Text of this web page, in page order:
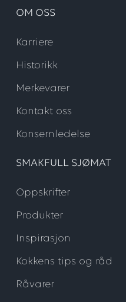
OM OSS
Karriere
Historikk
Merkevarer
Kontakt oss
Konsernledelse
SMAKFULL SJØMAT
Oppskrifter
Produkter
Inspirasjon
Kokkens tips og råd
Råvarer